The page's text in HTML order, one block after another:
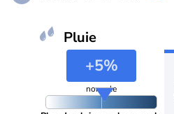
Pluie
+5%
normale